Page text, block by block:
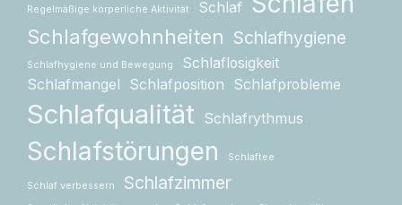
Regelmäßige körperliche Aktivität Schlaf
Schlafgewohnheiten Schlafhygiene
Schlafhygiene und Bewegung
Schlaflosigkeit
Schlafmangel
Schlafposition Schlafprobleme
Schlafqualität Schlafrythmus
Schlafstörungen Schlaftee
Schlaf verbessern Schlafzimmer